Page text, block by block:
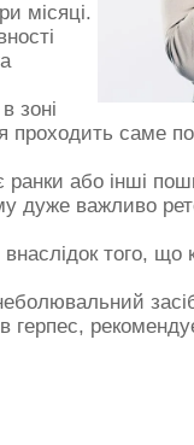
місяці.
зоні
проходить саме
ранки або інші
дуже важливо
того, що